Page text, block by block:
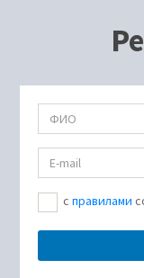
cправилами